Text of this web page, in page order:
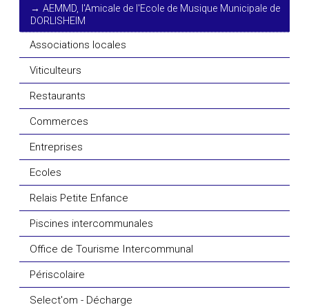
AEMMD, l'Amicale de l'Ecole de Musique Municipale de
DORLISHEIM
Associations locales
Viticulteurs
Restaurants
Commerces
Entreprises
Ecoles
Relais Petite Enfance
Piscines intercommunales
Office de Tourisme Intercommunal
Périscolaire
Select'om - Décharge